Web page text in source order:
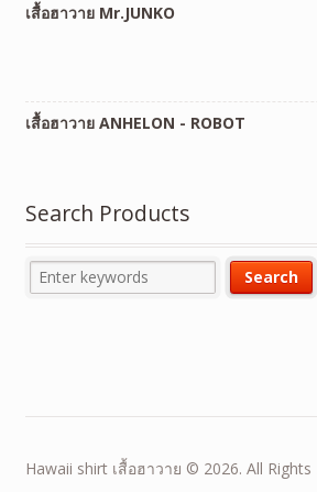
เสื้อฮาวาย Mr.JUNKO
เสื้อฮาวาย ANHELON - ROBOT
Search Products
Hawaii shirt เสื้อฮาวาย © 2026. All Rights